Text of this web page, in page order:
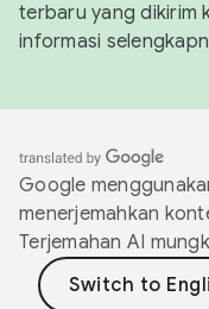
terbaru yang dikirim
informasi
Google
menerjemahkan
Terjemahan AI